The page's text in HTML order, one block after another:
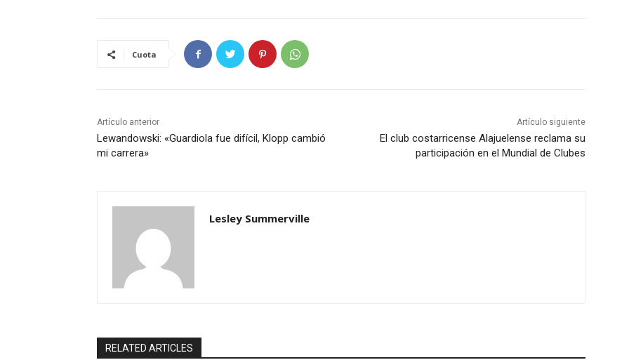
Cuota
Artículo anterior
Lewandowski: «Guardiola fue difícil, Klopp cambió
mi carrera»
Artículo siguiente
El club costarricense Alajuelense reclama su
participación en el Mundial de Clubes
Lesley Summerville
RELATED ARTICLES